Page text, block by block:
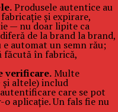
Produsele autentice au
și expirare,
— nu doar lipite ca
de la brand la brand,
automat un semn rău;
făcută în fabrică,
verificare.Multe
și altele) includ
care se pot
aplicație. Un fals fie nu